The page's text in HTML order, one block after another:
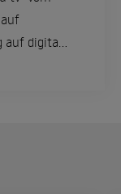
auf digitale